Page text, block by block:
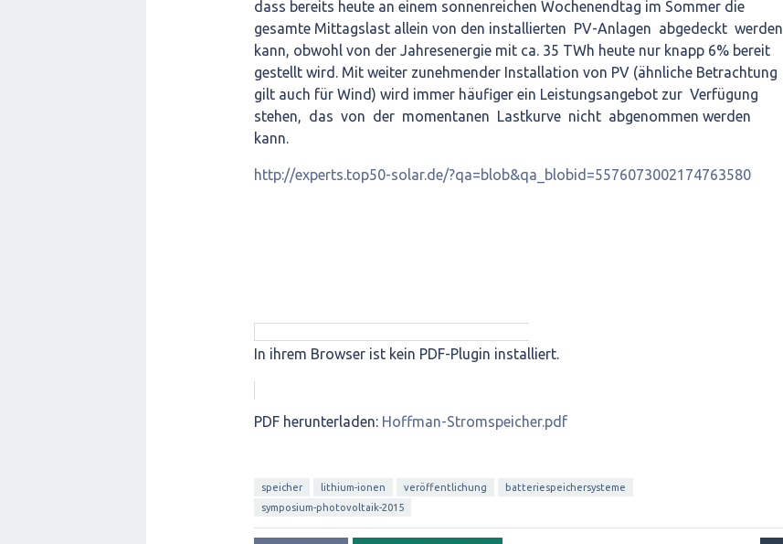
dass bereits heute an einem sonnenreichen Wochenendtag im Sommer die
gesamte Mittagslast allein von den installierten PV-Anlagen abgedeckt werden
kann, obwohl von der Jahresenergie mit ca. 35 TWh heute nur knapp 6% bereit
gestellt wird. Mit weiter zunehmender Installation von PV (ähnliche Betrachtung
gilt auch für Wind) wird immer häufiger ein Leistungsangebot zur Verfügung
stehen, das von der momentanen Lastkurve nicht abgenommen werden
kann.
http://experts.top50-solar.de/?qa=blob&qa_blobid=5576073002174763580
In ihrem Browser ist kein PDF-Plugin installiert.
PDF herunterladen: Hoffman-Stromspeicher.pdf
speicher lithium-ionen veröffentlichung
batteriespeichersysteme
symposium-photovoltaik-2015